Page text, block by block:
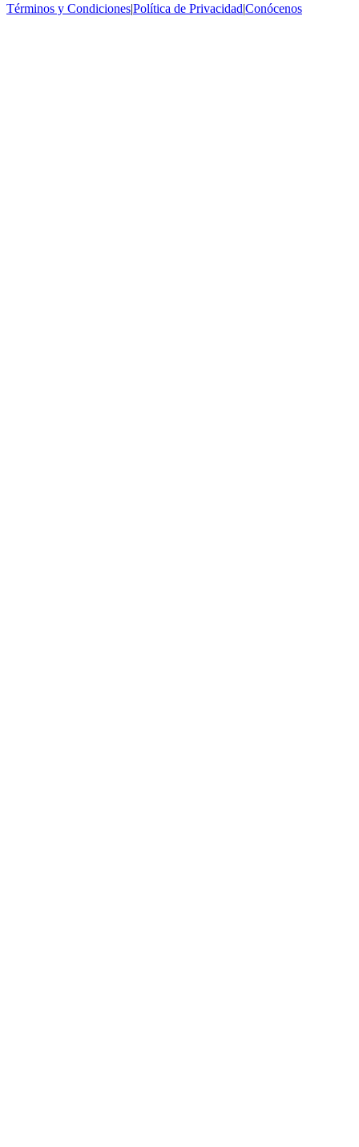
Términos y Condiciones|Política de Privacidad|Conócenos